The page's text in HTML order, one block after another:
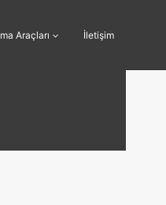
Araçları İletişim